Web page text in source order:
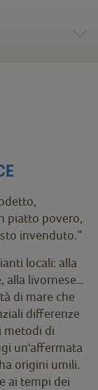
piatto povero,
invenduto.”
locali: alla
alla livornese…
di mare che
differenze
metodi di
un'affermata
origini umili.
ai tempi dei